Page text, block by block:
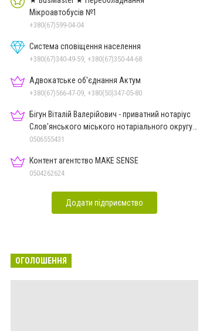
Мікроавтобусів №1
+380(67)599-04-04
Система сповіщення населення
+380(67)340-49-59, +380(67)350-44-68
Адвокатське об'єднання Актум
+380(67)566-47-09, +380(50)347-05-80
Бігун Віталій Валерійович - приватний нотаріус
Слов'янського міського нотаріального округу
Дон.обл.
0506555431
Контент агентство MAKE SENSE
0504262624
Додати підприємство
ОГОЛОШЕННЯ